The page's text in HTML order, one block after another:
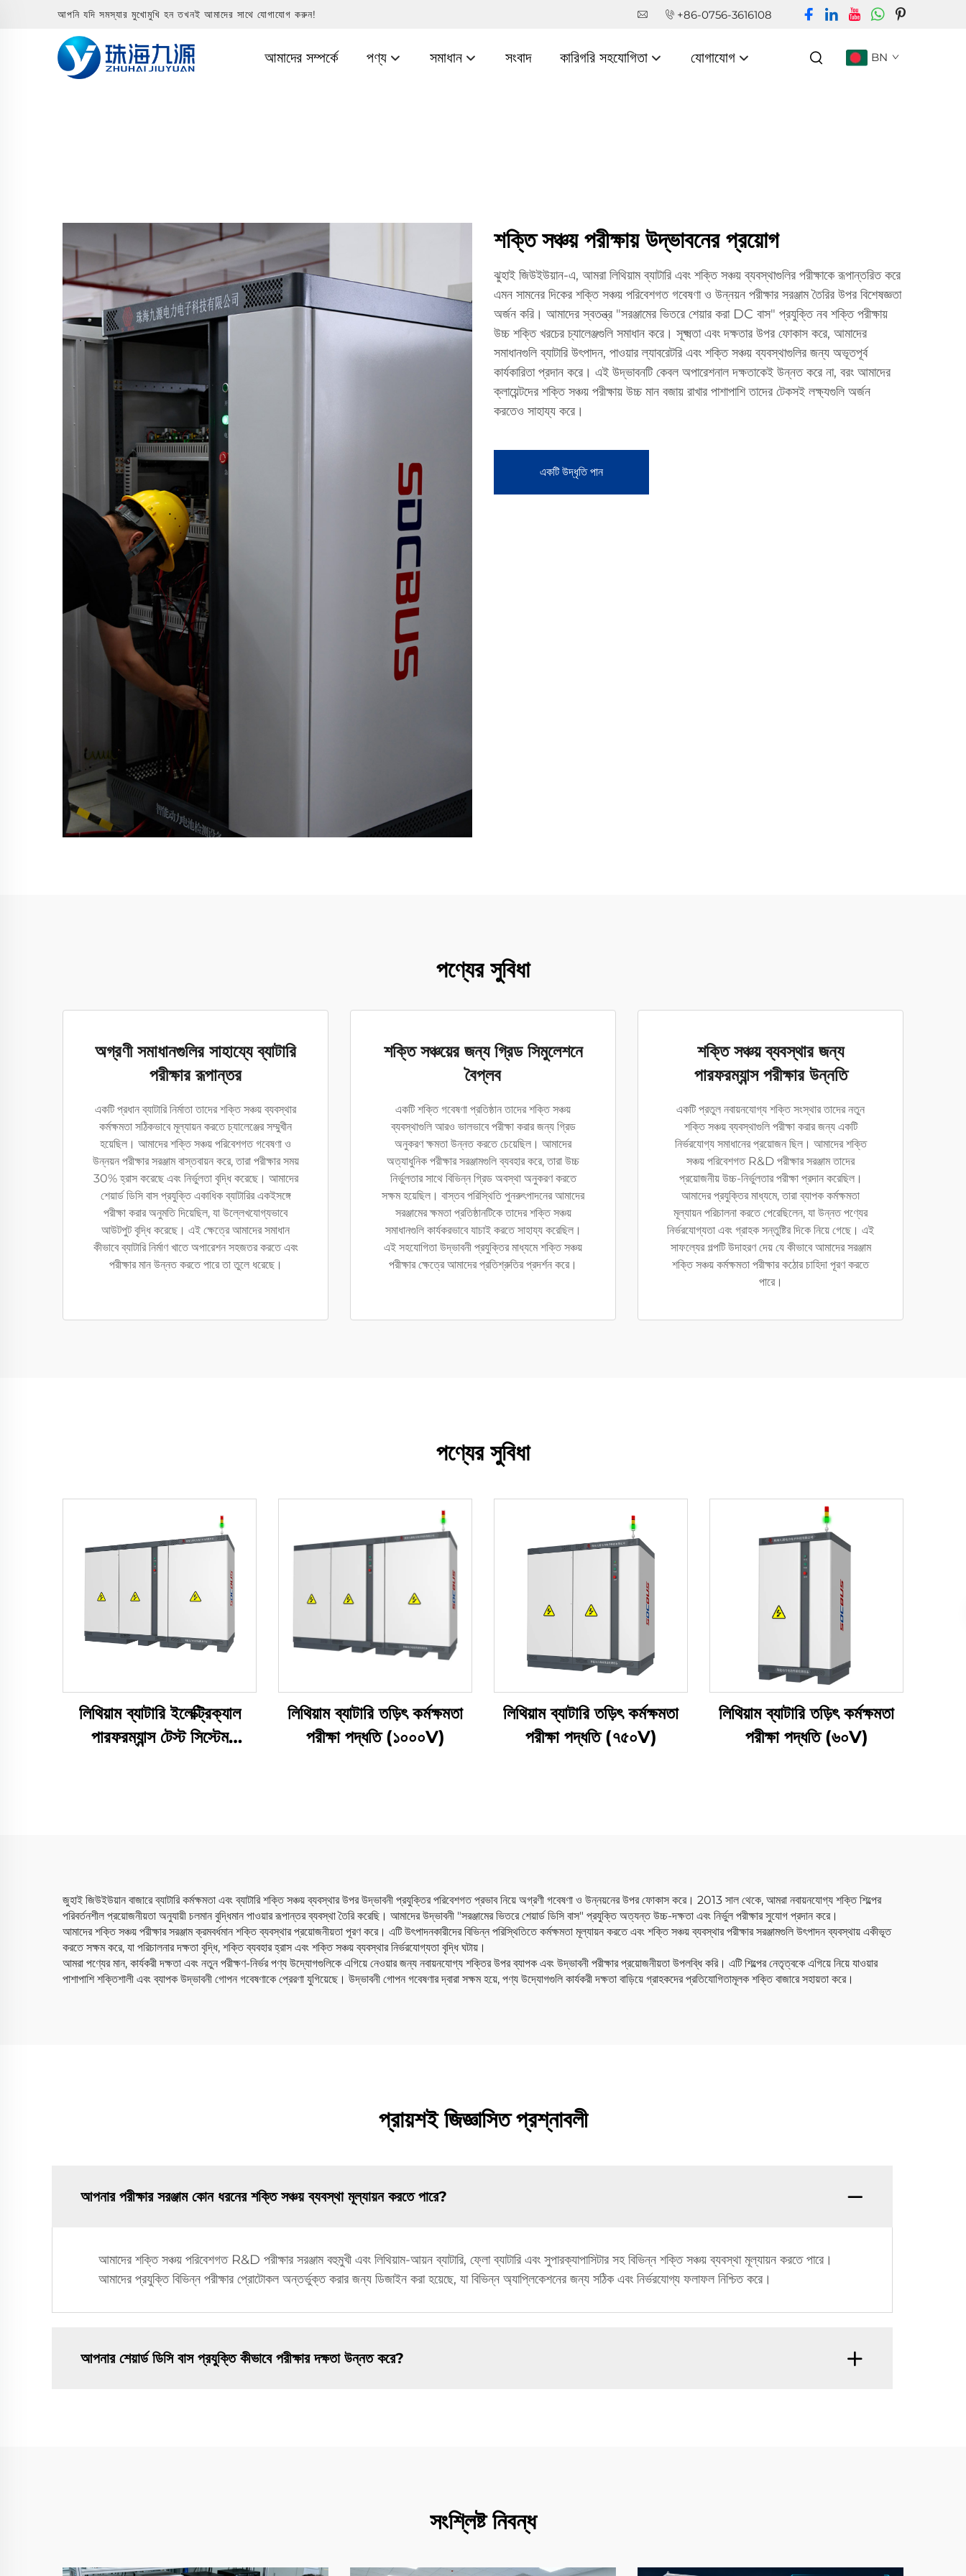
আপনি যদি সমস্যার মুখোমুখি হন তখনই আমাদের সাথে যোগাযোগ করুন! +86-0756-3616108
আমাদের সম্পর্কে পণ্য সমাধান সংবাদ কারিগরি সহযোগিতা যোগাযোগ BN
শক্তি সঞ্চয় পরীক্ষায় উদ্ভাবনের প্রয়োগ
ঝুহাই জিউইউয়ান-এ, আমরা লিথিয়াম ব্যাটারি এবং শক্তি সঞ্চয় ব্যবস্থাগুলির পরীক্ষাকে রূপান্তরিত করে
এমন সামনের দিকের শক্তি সঞ্চয় পরিবেশগত গবেষণা ও উন্নয়ন পরীক্ষার সরঞ্জাম তৈরির উপর বিশেষজ্ঞতা
অর্জন করি। আমাদের স্বতন্ত্র "সরঞ্জামের ভিতরে শেয়ার করা DC বাস" প্রযুক্তি নব শক্তি পরীক্ষায়
উচ্চ শক্তি খরচের চ্যালেঞ্জগুলি সমাধান করে। সূক্ষ্মতা এবং দক্ষতার উপর ফোকাস করে, আমাদের
সমাধানগুলি ব্যাটারি উৎপাদন, পাওয়ার ল্যাবরেটরি এবং শক্তি সঞ্চয় ব্যবস্থাগুলির জন্য অভূতপূর্ব
কার্যকারিতা প্রদান করে। এই উদ্ভাবনটি কেবল অপারেশনাল দক্ষতাকেই উন্নত করে না, বরং আমাদের
ক্লায়েন্টদের শক্তি সঞ্চয় পরীক্ষায় উচ্চ মান বজায় রাখার পাশাপাশি তাদের টেকসই লক্ষ্যগুলি অর্জন
করতেও সাহায্য করে।
একটি উদ্ধৃতি পান
পণ্যের সুবিধা
অগ্রণী সমাধানগুলির সাহায্যে ব্যাটারি
পরীক্ষার রূপান্তর
একটি প্রধান ব্যাটারি নির্মাতা তাদের শক্তি সঞ্চয় ব্যবস্থার
কর্মক্ষমতা সঠিকভাবে মূল্যায়ন করতে চ্যালেঞ্জের সম্মুখীন
হয়েছিল। আমাদের শক্তি সঞ্চয় পরিবেশগত গবেষণা ও
উন্নয়ন পরীক্ষার সরঞ্জাম বাস্তবায়ন করে, তারা পরীক্ষার সময়
30% হ্রাস করেছে এবং নির্ভুলতা বৃদ্ধি করেছে। আমাদের
শেয়ার্ড ডিসি বাস প্রযুক্তি একাধিক ব্যাটারির একইসঙ্গে
পরীক্ষা করার অনুমতি দিয়েছিল, যা উল্লেখযোগ্যভাবে
আউটপুট বৃদ্ধি করেছে। এই ক্ষেত্রে আমাদের সমাধান
কীভাবে ব্যাটারি নির্মাণ খাতে অপারেশন সহজতর করতে এবং
পরীক্ষার মান উন্নত করতে পারে তা তুলে ধরেছে।
শক্তি সঞ্চয়ের জন্য গ্রিড সিমুলেশনে
বৈপ্লব
একটি শক্তি গবেষণা প্রতিষ্ঠান তাদের শক্তি সঞ্চয়
ব্যবস্থাগুলি আরও ভালভাবে পরীক্ষা করার জন্য গ্রিড
অনুকরণ ক্ষমতা উন্নত করতে চেয়েছিল। আমাদের
অত্যাধুনিক পরীক্ষার সরঞ্জামগুলি ব্যবহার করে, তারা উচ্চ
নির্ভুলতার সাথে বিভিন্ন গ্রিড অবস্থা অনুকরণ করতে
সক্ষম হয়েছিল। বাস্তব পরিস্থিতি পুনরুৎপাদনের আমাদের
সরঞ্জামের ক্ষমতা প্রতিষ্ঠানটিকে তাদের শক্তি সঞ্চয়
সমাধানগুলি কার্যকরভাবে যাচাই করতে সাহায্য করেছিল।
এই সহযোগিতা উদ্ভাবনী প্রযুক্তির মাধ্যমে শক্তি সঞ্চয়
পরীক্ষার ক্ষেত্রে আমাদের প্রতিশ্রুতির প্রদর্শন করে।
শক্তি সঞ্চয় ব্যবস্থার জন্য
পারফরম্যান্স পরীক্ষার উন্নতি
একটি প্রতুল নবায়নযোগ্য শক্তি সংস্থার তাদের নতুন
শক্তি সঞ্চয় ব্যবস্থাগুলি পরীক্ষা করার জন্য একটি
নির্ভরযোগ্য সমাধানের প্রয়োজন ছিল। আমাদের শক্তি
সঞ্চয় পরিবেশগত R&D পরীক্ষার সরঞ্জাম তাদের
প্রয়োজনীয় উচ্চ-নির্ভুলতার পরীক্ষা প্রদান করেছিল।
আমাদের প্রযুক্তির মাধ্যমে, তারা ব্যাপক কর্মক্ষমতা
মূল্যায়ন পরিচালনা করতে পেরেছিলেন, যা উন্নত পণ্যের
নির্ভরযোগ্যতা এবং গ্রাহক সন্তুষ্টির দিকে নিয়ে গেছে। এই
সাফল্যের গল্পটি উদাহরণ দেয় যে কীভাবে আমাদের সরঞ্জাম
শক্তি সঞ্চয় কর্মক্ষমতা পরীক্ষার কঠোর চাহিদা পূরণ করতে
পারে।
পণ্যের সুবিধা
লিথিয়াম ব্যাটারি ইলেক্ট্রিক্যাল
পারফরম্যান্স টেস্ট সিস্টেম
লিথিয়াম ব্যাটারি তড়িৎ কর্মক্ষমতা
পরীক্ষা পদ্ধতি (১০০০V)
লিথিয়াম ব্যাটারি তড়িৎ কর্মক্ষমতা
পরীক্ষা পদ্ধতি (৭৫০V)
লিথিয়াম ব্যাটারি তড়িৎ কর্মক্ষমতা
পরীক্ষা পদ্ধতি (৬০V)
জুহাই জিউইউয়ান বাজারে ব্যাটারি কর্মক্ষমতা এবং ব্যাটারি শক্তি সঞ্চয় ব্যবস্থার উপর উদ্ভাবনী প্রযুক্তির পরিবেশগত প্রভাব নিয়ে অগ্রণী গবেষণা ও উন্নয়নের উপর ফোকাস করে। 2013 সাল থেকে, আমরা নবায়নযোগ্য শক্তি শিল্পের
পরিবর্তনশীল প্রয়োজনীয়তা অনুযায়ী চলমান বুদ্ধিমান পাওয়ার রূপান্তর ব্যবস্থা তৈরি করেছি। আমাদের উদ্ভাবনী "সরঞ্জামের ভিতরে শেয়ার্ড ডিসি বাস" প্রযুক্তি অত্যন্ত উচ্চ-দক্ষতা এবং নির্ভুল পরীক্ষার সুযোগ প্রদান করে।
আমাদের শক্তি সঞ্চয় পরীক্ষার সরঞ্জাম ক্রমবর্ধমান শক্তি ব্যবস্থার প্রয়োজনীয়তা পূরণ করে। এটি উৎপাদনকারীদের বিভিন্ন পরিস্থিতিতে কর্মক্ষমতা মূল্যায়ন করতে এবং শক্তি সঞ্চয় ব্যবস্থার পরীক্ষার সরঞ্জামগুলি উৎপাদন ব্যবস্থায় একীভূত
করতে সক্ষম করে, যা পরিচালনার দক্ষতা বৃদ্ধি, শক্তি ব্যবহার হ্রাস এবং শক্তি সঞ্চয় ব্যবস্থার নির্ভরযোগ্যতা বৃদ্ধি ঘটায়।
আমরা পণ্যের মান, কার্যকরী দক্ষতা এবং নতুন পরীক্ষণ-নির্ভর পণ্য উদ্যোগগুলিকে এগিয়ে নেওয়ার জন্য নবায়নযোগ্য শক্তির উপর ব্যাপক এবং উদ্ভাবনী পরীক্ষার প্রয়োজনীয়তা উপলব্ধি করি। এটি শিল্পের নেতৃত্বকে এগিয়ে নিয়ে যাওয়ার
পাশাপাশি শক্তিশালী এবং ব্যাপক উদ্ভাবনী গোপন গবেষণাকে প্রেরণা যুগিয়েছে। উদ্ভাবনী গোপন গবেষণার দ্বারা সক্ষম হয়ে, পণ্য উদ্যোগগুলি কার্যকরী দক্ষতা বাড়িয়ে গ্রাহকদের প্রতিযোগিতামূলক শক্তি বাজারে সহায়তা করে।
প্রায়শই জিজ্ঞাসিত প্রশ্নাবলী
আপনার পরীক্ষার সরঞ্জাম কোন ধরনের শক্তি সঞ্চয় ব্যবস্থা মূল্যায়ন করতে পারে?
আমাদের শক্তি সঞ্চয় পরিবেশগত R&D পরীক্ষার সরঞ্জাম বহুমুখী এবং লিথিয়াম-আয়ন ব্যাটারি, ফ্লো ব্যাটারি এবং সুপারক্যাপাসিটার সহ বিভিন্ন শক্তি সঞ্চয় ব্যবস্থা মূল্যায়ন করতে পারে।
আমাদের প্রযুক্তি বিভিন্ন পরীক্ষার প্রোটোকল অন্তর্ভুক্ত করার জন্য ডিজাইন করা হয়েছে, যা বিভিন্ন অ্যাপ্লিকেশনের জন্য সঠিক এবং নির্ভরযোগ্য ফলাফল নিশ্চিত করে।
আপনার শেয়ার্ড ডিসি বাস প্রযুক্তি কীভাবে পরীক্ষার দক্ষতা উন্নত করে?
সংশ্লিষ্ট নিবন্ধ